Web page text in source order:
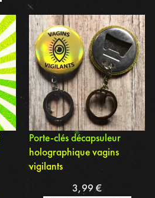
Porte-clés décapsuleur
holographique vagins
vigilants
3,99€